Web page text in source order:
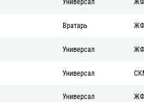
Универсал
Вратарь
Универсал
Универсал
Универсал